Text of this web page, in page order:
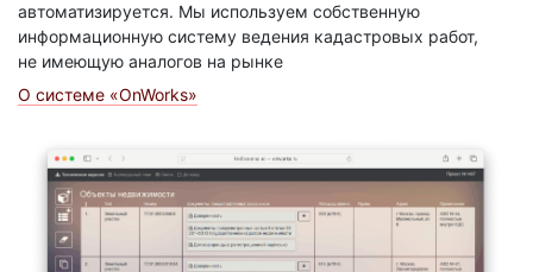
автоматизируется. Мы используем собственную
информационную систему ведения кадастровых работ,
не имеющую аналогов на рынке
О системе «OnWorks»